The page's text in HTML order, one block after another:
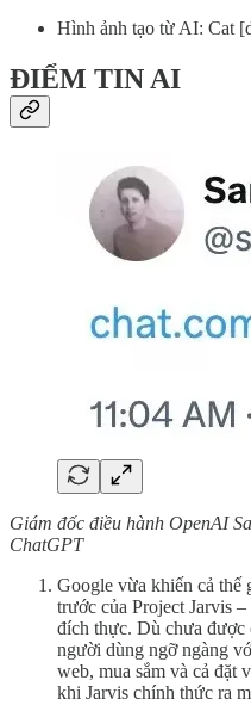
Hình ảnh tạo từ AI: Cat
ĐIỂM TIN AI
Giám đốc điều hành OpenAI
ChatGPT
Google vừa khiến cả thế
trước của Project Jarvis
đích thực. Dù chưa được
người dùng ngỡ ngàng
web, mua sắm và cả đặt
khi Jarvis chính thức ra